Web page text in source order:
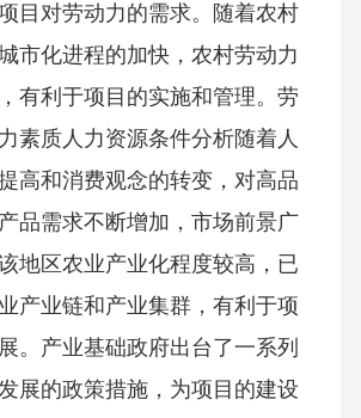
目对劳动力的需求。随着农村
市化进程的加快，农村劳动力
有利于项目的实施和管理。劳
素质人力资源条件分析随着人
高和消费观念的转变，对高品
品需求不断增加，市场前景广
地区农业产业化程度较高，已
产业链和产业集群，有利于项
。产业基础政府出台了一系列
展的政策措施，为项目的建设